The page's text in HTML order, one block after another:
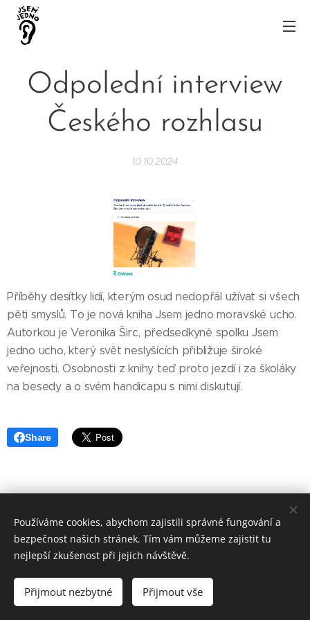
Odpolední interview
Českého rozhlasu
10.10.2024
Příběhy desítky lidí, kterým osud nedopřál užívat si všech
pěti smyslů. To je nová kniha Jsem jedno moravské ucho.
Autorkou je Veronika Širc, předsedkyně spolku Jsem
jedno ucho, který svět neslyšících přibližuje široké
veřejnosti. Osobnosti z knihy teď proto jezdí i za školáky
na besedy a o svém handicapu s nimi diskutují.
Share
© Jsem jedno ucho, z. s. 2026
Vytvořeno službou Webnode
Používáme cookies, abychom zajistili správné fungování a
bezpečnost našich stránek. Tím vám můžeme zajistit tu
nejlepší zkušenost při jejich návštěvě.
Přijmout nezbytné Přijmout vše